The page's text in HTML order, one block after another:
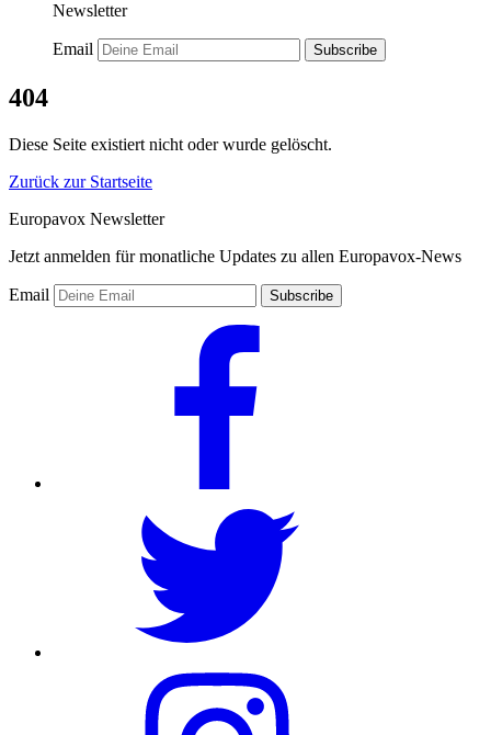
Newsletter
Email Subscribe
404
Diese Seite existiert nicht oder wurde gelöscht.
Zurück zur Startseite
Europavox Newsletter
Jetzt anmelden für monatliche Updates zu allen Europavox-News
Email Subscribe